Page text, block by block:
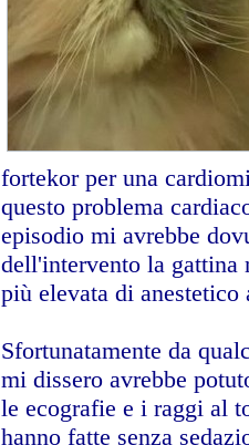
fortekor per una
questo problema
episodio mi avrebbe
dell'intervento la gattina
più elevata di
Sfortunatamente da
mi dissero avrebbe
le ecografie e i raggi al
hanno fatte senza